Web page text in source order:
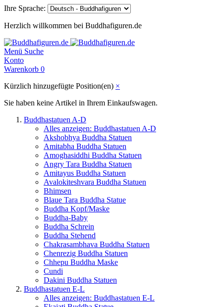
Ihre Sprache:
Herzlich willkommen bei Buddhafiguren.de
Menü Suche
Konto
Warenkorb 0
Kürzlich hinzugefügte Position(en) ×
Sie haben keine Artikel in Ihrem Einkaufswagen.
Buddhastatuen A-D
Alles anzeigen: Buddhastatuen A-D
Akshobhya Buddha Statuen
Amitabha Buddha Statuen
Amoghasiddhi Buddha Statuen
Angry Tara Buddha Statuen
Amitayus Buddha Statuen
Avalokiteshvara Buddha Statuen
Bhimsen
Blaue Tara Buddha Statue
Buddha Kopf/Maske
Buddha-Baby
Buddha Schrein
Buddha Stehend
Chakrasambhava Buddha Statuen
Chenrezig Buddha Statuen
Chhepu Buddha Maske
Cundi
Dakini Buddha Statuen
Buddhastatuen E-L
Alles anzeigen: Buddhastatuen E-L